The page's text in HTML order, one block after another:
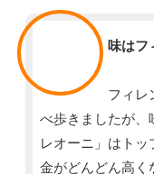
味はフ
フィレ
べ歩きましたが、
レオーニ」はト
金がどんどん高く